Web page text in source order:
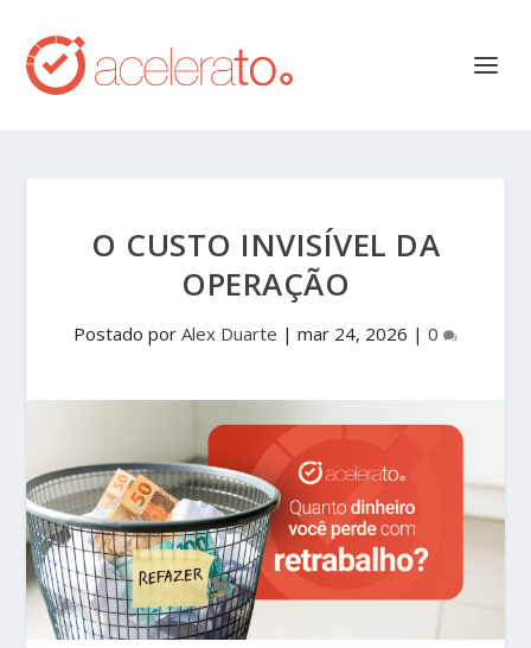
O CUSTO INVISÍVEL DA
OPERAÇÃO
Postado por Alex Duarte | mar 24, 2026 | 0